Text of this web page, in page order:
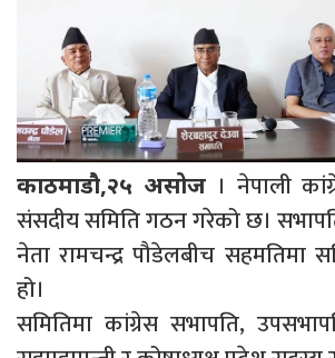
काठमाडौ,२५ असोज। नेपाली
संसदीय समिति गठन गरेको छ।
नेता रामचन्द्र पौडेलबीच सहमतिमा
हो।
समितिमा कांग्रेस सभापति,